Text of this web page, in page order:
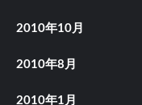
2010年10月
2010年8月
2010年1月